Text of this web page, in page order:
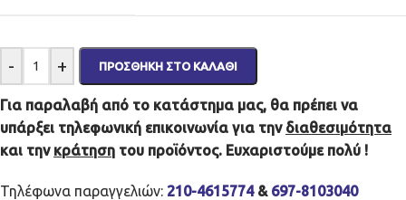
- + ΠΡΟΣΘΉΚΗ ΣΤΟ ΚΑΛΆΘΙ
Για παραλαβή από το κατάστημα μας, θα πρέπει να
υπάρξει τηλεφωνική επικοινωνία για την διαθεσιμότητα
και την κράτηση του προϊόντος. Ευχαριστούμε πολύ !
Τηλέφωνα παραγγελιών: 210-4615774& 697-8103040